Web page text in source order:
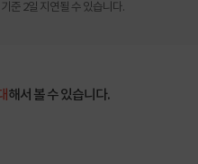
준 2일 지연될 수 있습니다.
해서 볼 수 있습니다.